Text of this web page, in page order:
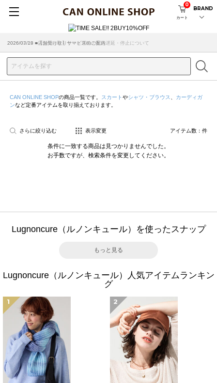
カート
0
BRAND
2026/07/29 ■【お知らせ】ヤマト運輸の配送遅延・停止について
2026/03/18 ■店舗受け取りサービスのご案内
CAN ONLINE SHOPの商品一覧です。 スカート やシャツ・ブラウス
カーディガ
ンなど定番アイテムを取り揃えております。
さらに絞り込む 表示変更 アイテム数： 件
条件に一致する商品は見つかりませんでした。
お手数ですが、検索条件を変更してください。
Lugnoncure（ルノンキュール）を使ったスナップ
もっと見る
Lugnoncure（ルノンキュール）人気アイテムランキン
グ
1 2